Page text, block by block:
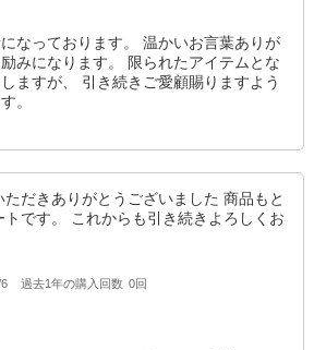
なっております。 温かいお言葉ありが
みになります。 限られたアイテムとな
ますが、 引き続きご愛顧賜りますよう
。
だきありがとうございました 商品もと
です。 これからも引き続きよろしくお
過去1年の購入回数 0回